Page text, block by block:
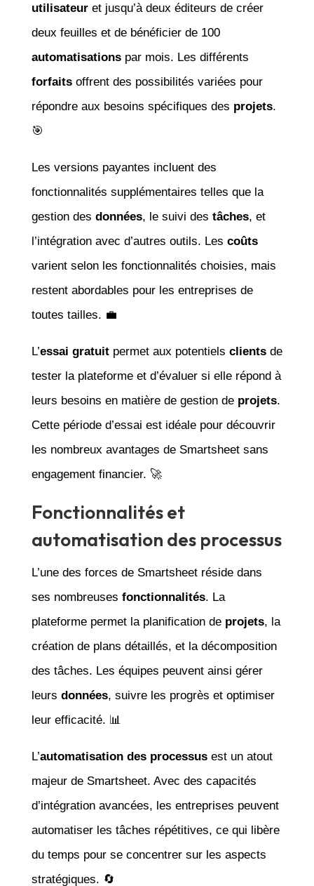
utilisateuret jusqu’à deux éditeurs de créer
deux feuilles et de bénéficier de 100
automatisationspar mois. Les différents
forfaitsoffrent des possibilités variées pour
répondre aux besoins spécifiques des projets.
🎯
Les versions payantes incluent des
fonctionnalités supplémentaires telles que la
gestion des données, le suivi des tâches, et
l’intégration avec d’autres outils. Les coûts
varient selon les fonctionnalités choisies, mais
restent abordables pour les entreprises de
toutes tailles. 💼
L’essai gratuitpermet aux potentiels clientsde
tester la plateforme et d’évaluer si elle répond à
leurs besoins en matière de gestion de projets.
Cette période d’essai est idéale pour découvrir
les nombreux avantages de Smartsheet sans
engagement financier. 🚀
Fonctionnalités et
automatisation des processus
L’une des forces de Smartsheet réside dans
ses nombreuses fonctionnalités. La
plateforme permet la planification de projets, la
création de plans détaillés, et la décomposition
des tâches. Les équipes peuvent ainsi gérer
leurs données, suivre les progrès et optimiser
leur efficacité. 📊
L’automatisation des processusest un atout
majeur de Smartsheet. Avec des capacités
d’intégration avancées, les entreprises peuvent
automatiser les tâches répétitives, ce qui libère
du temps pour se concentrer sur les aspects
stratégiques. 🔄